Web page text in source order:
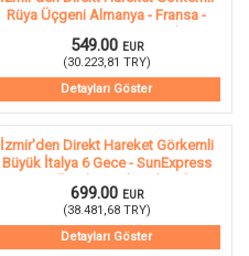
Rüya Üçgeni Almanya - Fransa -
Yaz Dönemi
549.00 EUR
(30.223,81 TRY)
Detayları Göster
İzmir'den Direkt Hareket Görkemli
Büyük İtalya 6 Gece - SunExpress
Özel) (MXP-FCO)
699.00 EUR
(38.481,68 TRY)
Detayları Göster